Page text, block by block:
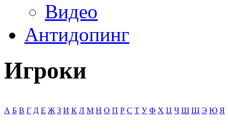
Видео
Антидопинг
Игроки
А Б В Г Д Е Ж З И К Л М Н О П Р С Т У Ф Х Ц Ч Ш Щ Э Ю Я